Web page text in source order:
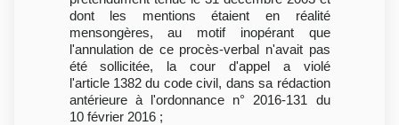
dont les mentions étaient en réalité
mensongères, au motif inopérant que
l'annulation de ce procès-verbal n'avait pas
été sollicitée, la cour d'appel a violé
l'article 1382 du code civil, dans sa rédaction
antérieure à l'ordonnance n° 2016-131 du
10 février 2016 ;